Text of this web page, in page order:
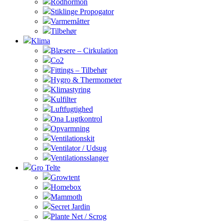
Rodhormon
Stiklinge Propogator
Varmemåtter
Tilbehør
Klima
Blæsere – Cirkulation
Co2
Fittings – Tilbehør
Hygro & Thermometer
Klimastyring
Kulfilter
Luftfugtighed
Ona Lugtkontrol
Opvarmning
Ventilationskit
Ventilator / Udsug
Ventilationsslanger
Gro Telte
Growtent
Homebox
Mammoth
Secret Jardin
Plante Net / Scrog